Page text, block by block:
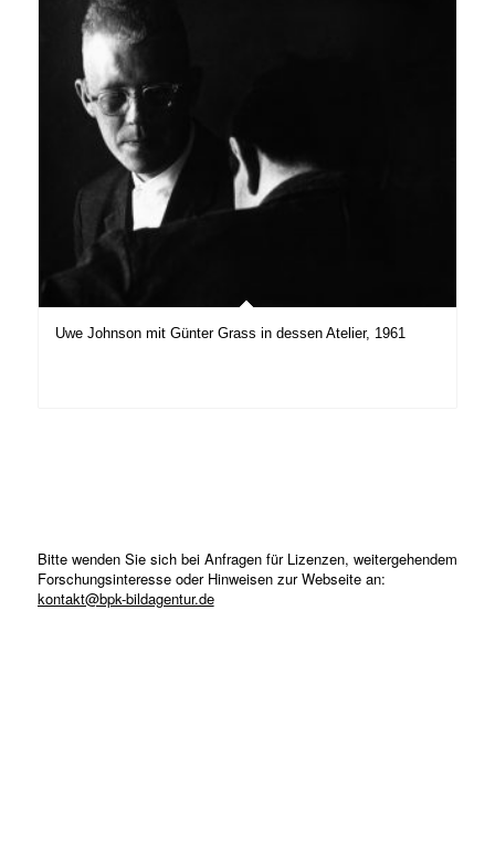
Uwe Johnson mit Günter Grass in dessen Atelier, 1961
Bitte wenden Sie sich bei Anfragen für Lizenzen, weitergehendem
Forschungsinteresse oder Hinweisen zur Webseite an:
kontakt@bpk-bildagentur.de